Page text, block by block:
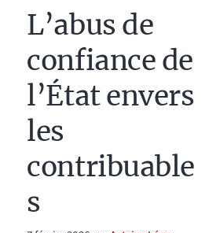
L’abus de
confiance de
l’État envers
les
contribuable
s